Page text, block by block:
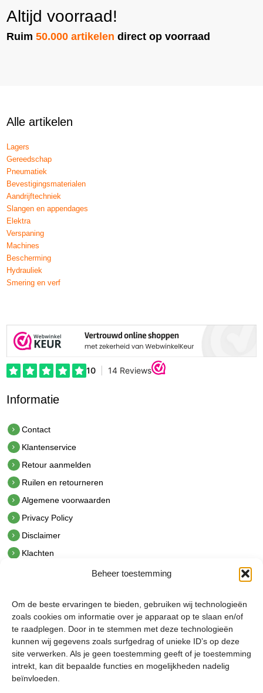
Beheer toestemming
Om de beste ervaringen te bieden, gebruiken wij technologieën
zoals cookies om informatie over je apparaat op te slaan en/of
te raadplegen. Door in te stemmen met deze technologieën
kunnen wij gegevens zoals surfgedrag of unieke ID’s op deze
site verwerken. Als je geen toestemming geeft of je toestemming
intrekt, kan dit bepaalde functies en mogelijkheden nadelig
beïnvloeden.
Altijd voorraad!
Ruim50.000 artikelen direct op voorraad
Alle artikelen
Lagers
Gereedschap
Pneumatiek
Bevestigingsmaterialen
Aandrijftechniek
Slangen en appendages
Elektra
Verspaning
Machines
Bescherming
Hydrauliek
Smering en verf
Informatie
Contact
Klantenservice
Retour aanmelden
Ruilen en retourneren
Algemene voorwaarden
Privacy Policy
Disclaimer
Klachten
hetindustriehuis B.V.
De Hoek 1 1601 MR Enkhuizen
t.0228 53 00 40
e.info@hetindustriehuis.com
KVK 51483904
BTW NL850044522B01